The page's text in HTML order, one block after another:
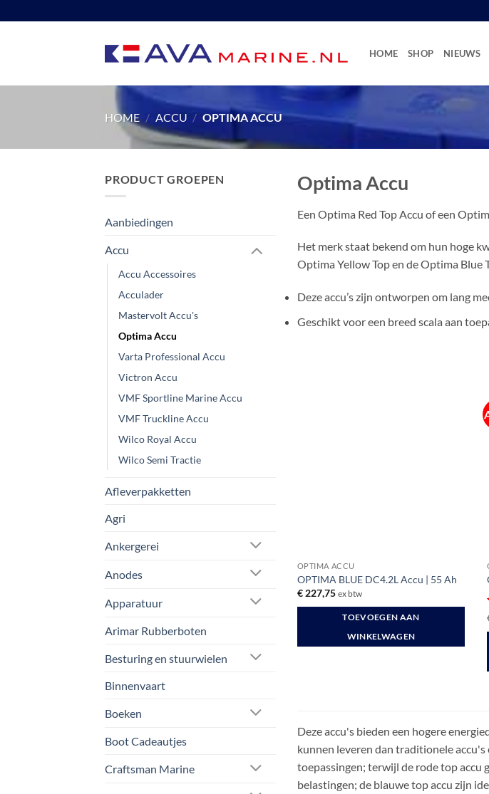
naar
HOME SHOP NIEUWS
HOME / ACCU / OPTIMA ACCU
PRODUCT GROEPEN
Aanbiedingen
Accu
Accu Accessoires
Acculader
Mastervolt Accu's
Optima Accu
Varta Professional Accu
Victron Accu
VMF Sportline Marine Accu
VMF Truckline Accu
Wilco Royal Accu
Wilco Semi Tractie
Afleverpakketten
Agri
Ankergerei
Anodes
Apparatuur
Arimar Rubberboten
Besturing en stuurwielen
Binnenvaart
Boeken
Boot Cadeautjes
Craftsman Marine
Optima Accu
Een Optima Red Top Accu of een
Het merk staat bekend om hun hoge
Optima Yellow Top en de Optima Blue
Deze accu’s zijn ontworpen om lang
Geschikt voor een breed scala aan
OPTIMA ACCU
OPTIMA BLUE DC4.2L Accu | 55 Ah
€227,75 ex btw
TOEVOEGEN AAN
WINKELWAGEN
Deze accu's bieden een hogere
kunnen leveren dan traditionele
toepassingen; terwijl de rode top accu
belastingen; de blauwe top accu zijn